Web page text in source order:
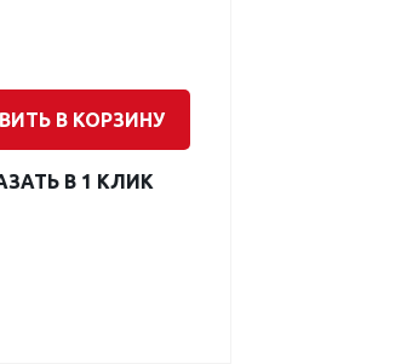
В КОРЗИНУ
В 1 КЛИК